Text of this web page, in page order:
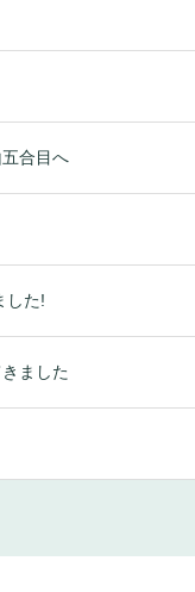
合目へ
した!
ました